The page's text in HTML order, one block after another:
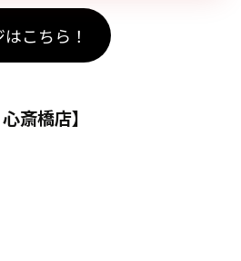
こちら！
斎橋店】